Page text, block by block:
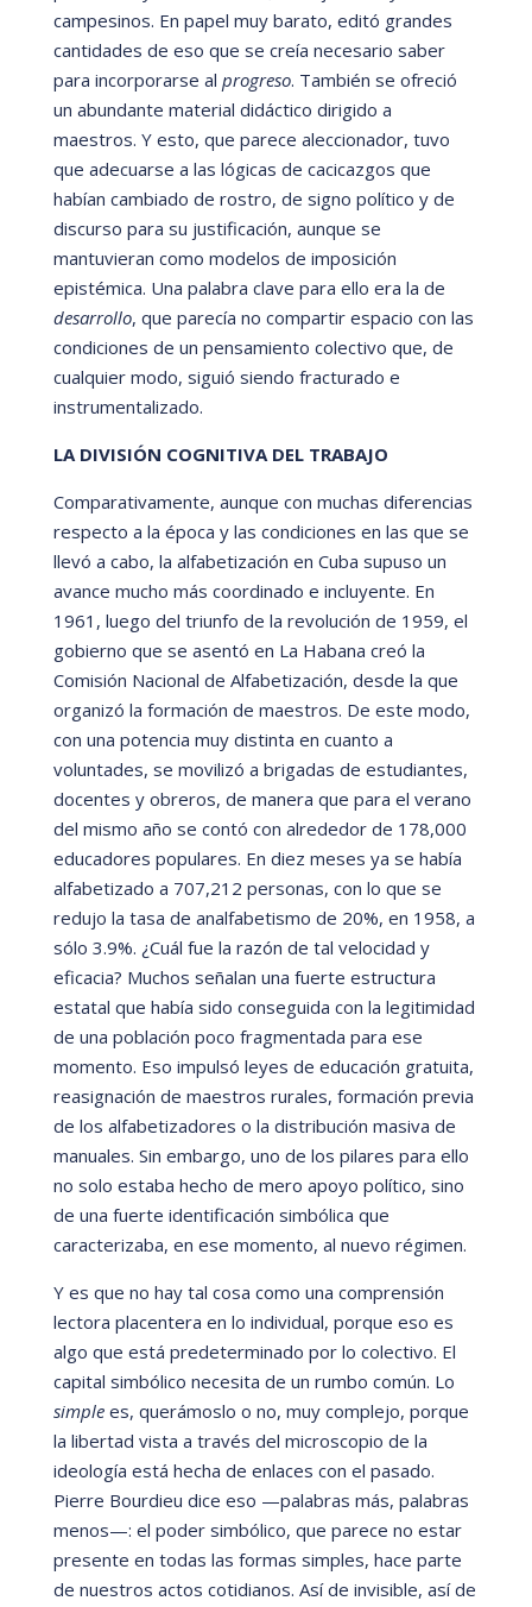
campesinos. En papel muy barato, editó grandes
cantidades de eso que se creía necesario saber
para incorporarse al progreso. También se ofreció
un abundante material didáctico dirigido a
maestros. Y esto, que parece aleccionador, tuvo
que adecuarse a las lógicas de cacicazgos que
habían cambiado de rostro, de signo político y de
discurso para su justificación, aunque se
mantuvieran como modelos de imposición
epistémica. Una palabra clave para ello era la de
desarrollo, que parecía no compartir espacio con las
condiciones de un pensamiento colectivo que, de
cualquier modo, siguió siendo fracturado e
instrumentalizado.
LA DIVISIÓN COGNITIVA DEL TRABAJO
Comparativamente, aunque con muchas diferencias
respecto a la época y las condiciones en las que se
llevó a cabo, la alfabetización en Cuba supuso un
avance mucho más coordinado e incluyente. En
1961, luego del triunfo de la revolución de 1959, el
gobierno que se asentó en La Habana creó la
Comisión Nacional de Alfabetización, desde la que
organizó la formación de maestros. De este modo,
con una potencia muy distinta en cuanto a
voluntades, se movilizó a brigadas de estudiantes,
docentes y obreros, de manera que para el verano
del mismo año se contó con alrededor de 178,000
educadores populares. En diez meses ya se había
alfabetizado a 707,212 personas, con lo que se
redujo la tasa de analfabetismo de 20%, en 1958, a
sólo 3.9%. ¿Cuál fue la razón de tal velocidad y
eficacia? Muchos señalan una fuerte estructura
estatal que había sido conseguida con la legitimidad
de una población poco fragmentada para ese
momento. Eso impulsó leyes de educación gratuita,
reasignación de maestros rurales, formación previa
de los alfabetizadores o la distribución masiva de
manuales. Sin embargo, uno de los pilares para ello
no solo estaba hecho de mero apoyo político, sino
de una fuerte identificación simbólica que
caracterizaba, en ese momento, al nuevo régimen.
Y es que no hay tal cosa como una comprensión
lectora placentera en lo individual, porque eso es
algo que está predeterminado por lo colectivo. El
capital simbólico necesita de un rumbo común. Lo
simplees, querámoslo o no, muy complejo, porque
la libertad vista a través del microscopio de la
ideología está hecha de enlaces con el pasado.
Pierre Bourdieu dice eso —palabras más, palabras
menos—: el poder simbólico, que parece no estar
presente en todas las formas simples, hace parte
de nuestros actos cotidianos. Asíde invisible, asíde